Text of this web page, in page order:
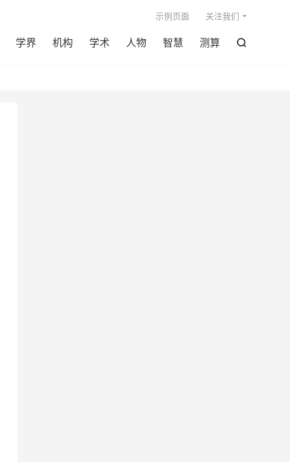
学界 机构 学术 人物 智慧 测算 
示例页面 关注我们